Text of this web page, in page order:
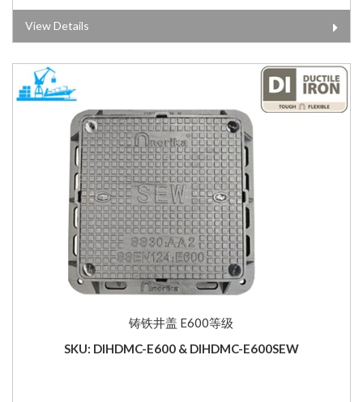
View Details
铸铁井盖 E600等级
SKU: DIHDMC-E600 & DIHDMC-E600SEW